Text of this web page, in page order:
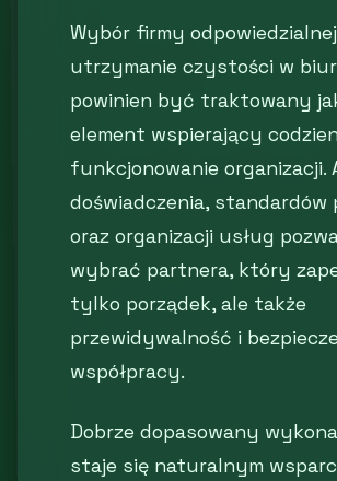
Wybór firmy
utrzymanie czystości w
powinien być traktowany
element wspierający
funkcjonowanie organizacji.
doświadczenia, standardów
oraz organizacji usług
wybrać partnera, który
tylko porządek, ale także
przewidywalność i
współpracy.
Dobrze dopasowany
staje się naturalnym